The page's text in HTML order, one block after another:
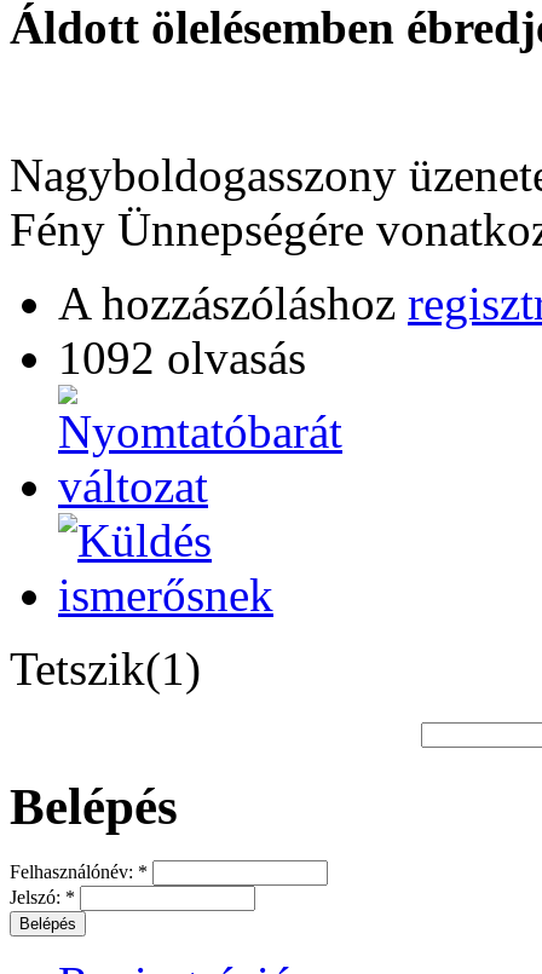
Áldott ölelésemben
Nagyboldogasszony
Fény Ünnepségére
A hozzászóláshoz
1092 olvasás
Tetszik(1)
Belépés
Felhasználónév: *
Jelszó: *